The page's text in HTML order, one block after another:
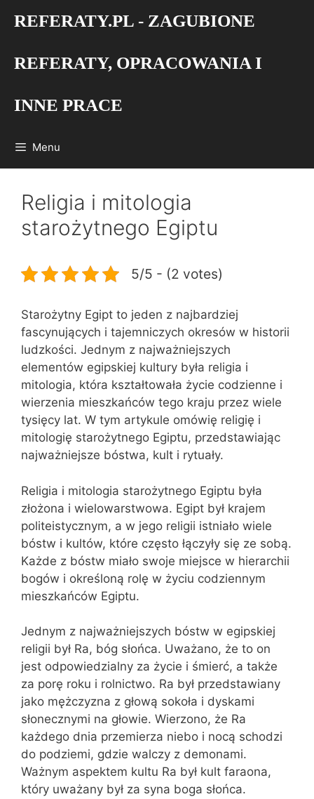
REFERATY.PL - ZAGUBIONE
REFERATY, OPRACOWANIA I
INNE PRACE
Menu
Religia i mitologia
starożytnego Egiptu
5/5 - (2 votes)
Starożytny Egipt to jeden z najbardziej
fascynujących i tajemniczych okresów w historii
ludzkości. Jednym z najważniejszych
elementów egipskiej kultury była religia i
mitologia, która kształtowała życie codzienne i
wierzenia mieszkańców tego kraju przez wiele
tysięcy lat. W tym artykule omówię religię i
mitologię starożytnego Egiptu, przedstawiając
najważniejsze bóstwa, kult i rytuały.
Religia i mitologia starożytnego Egiptu była
złożona i wielowarstwowa. Egipt był krajem
politeistycznym, a w jego religii istniało wiele
bóstw i kultów, które często łączyły się ze sobą.
Każde z bóstw miało swoje miejsce w hierarchii
bogów i określoną rolę w życiu codziennym
mieszkańców Egiptu.
Jednym z najważniejszych bóstw w egipskiej
religii był Ra, bóg słońca. Uważano, że to on
jest odpowiedzialny za życie i śmierć, a także
za porę roku i rolnictwo. Ra był przedstawiany
jako mężczyzna z głową sokoła i dyskami
słonecznymi na głowie. Wierzono, że Ra
każdego dnia przemierza niebo i nocą schodzi
do podziemi, gdzie walczy z demonami.
Ważnym aspektem kultu Ra był kult faraona,
który uważany był za syna boga słońca.